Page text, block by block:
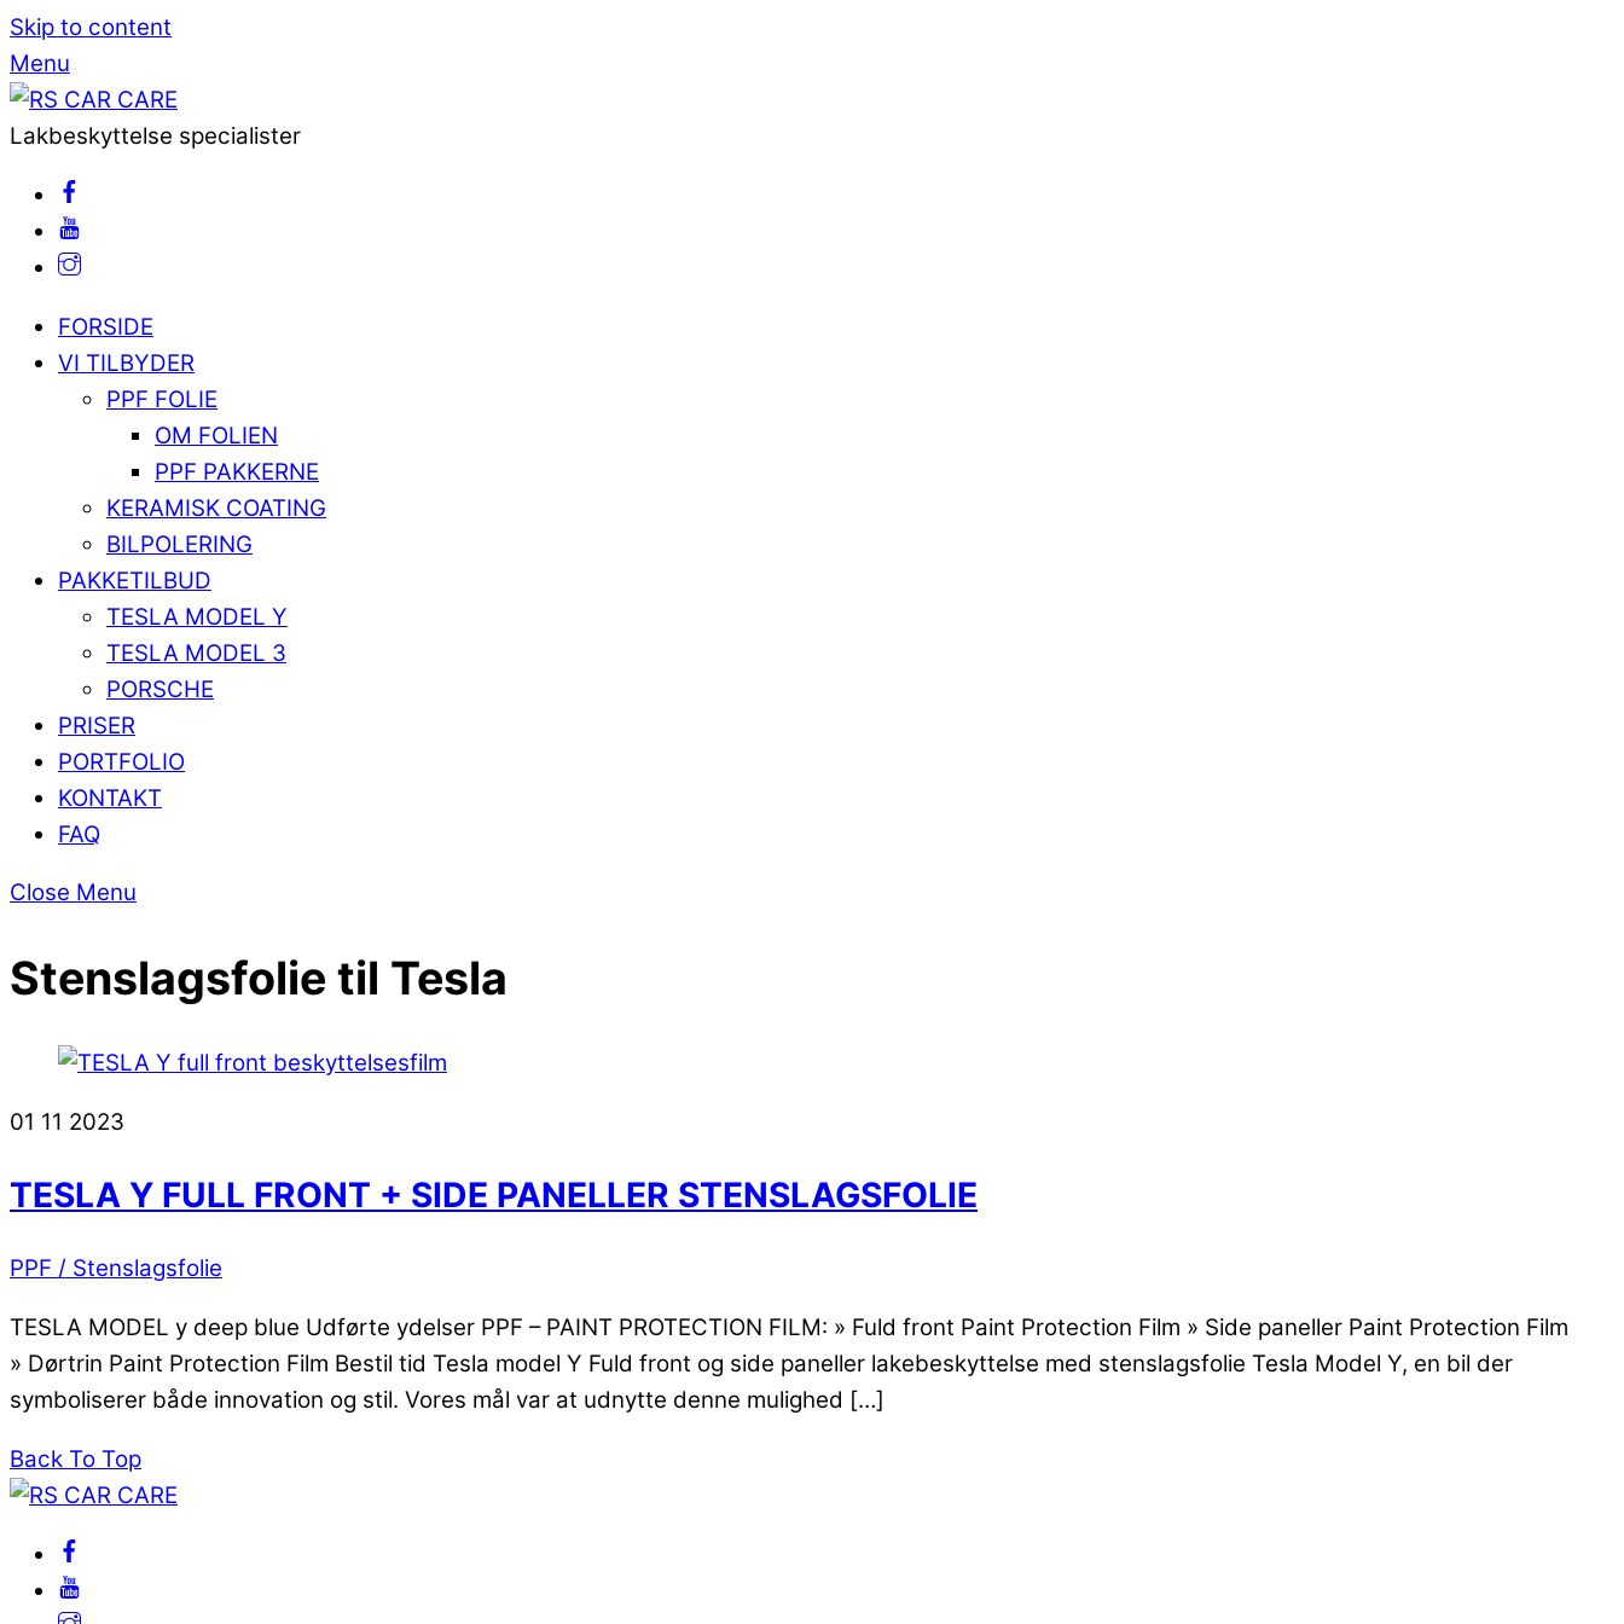
Skip to content
Menu
Lakbeskyttelse specialister
FORSIDE
VI TILBYDER
PPF FOLIE
OM FOLIEN
PPF PAKKERNE
KERAMISK COATING
BILPOLERING
PAKKETILBUD
TESLA MODEL Y
TESLA MODEL 3
PORSCHE
PRISER
PORTFOLIO
KONTAKT
FAQ
Close Menu
Stenslagsfolie til Tesla
01 11 2023
TESLA Y FULL FRONT + SIDE PANELLER STENSLAGSFOLIE
PPF / Stenslagsfolie
TESLA MODEL y deep blue Udførte ydelser PPF – PAINT PROTECTION FILM: » Fuld front Paint Protection Film » Side paneller Paint Protection Film
» Dørtrin Paint Protection Film Bestil tid Tesla model Y Fuld front og side paneller lakebeskyttelse med stenslagsfolie Tesla Model Y, en bil der
symboliserer både innovation og stil. Vores mål var at udnytte denne mulighed […]
Back To Top